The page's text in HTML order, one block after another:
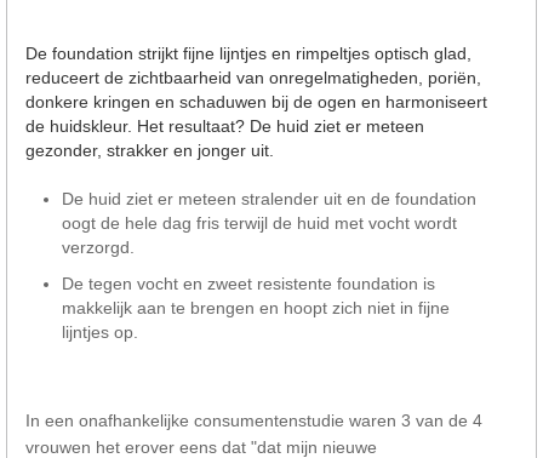
De foundation strijkt fijne lijntjes en rimpeltjes optisch glad,
reduceert de zichtbaarheid van onregelmatigheden, poriën,
donkere kringen en schaduwen bij de ogen en harmoniseert
de huidskleur. Het resultaat? De huid ziet er meteen
gezonder, strakker en jonger uit.
De huid ziet er meteen stralender uit en de foundation
oogt de hele dag fris terwijl de huid met vocht wordt
verzorgd.
De tegen vocht en zweet resistente foundation is
makkelijk aan te brengen en hoopt zich niet in fijne
lijntjes op.
In een onafhankelijke consumentenstudie waren 3 van de 4
vrouwen het erover eens dat "dat mijn nieuwe